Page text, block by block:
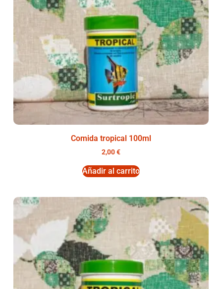
Comida tropical 100ml
2,00€
Añadir al carrito